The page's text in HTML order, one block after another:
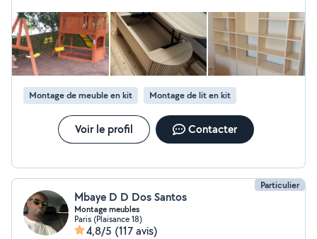
Montage de meuble en kit Montage de lit en kit
Voir le profil Contacter
Particulier
Mbaye D D Dos Santos
Montage meubles
Paris (Plaisance 18)
4,8/5 (117 avis)